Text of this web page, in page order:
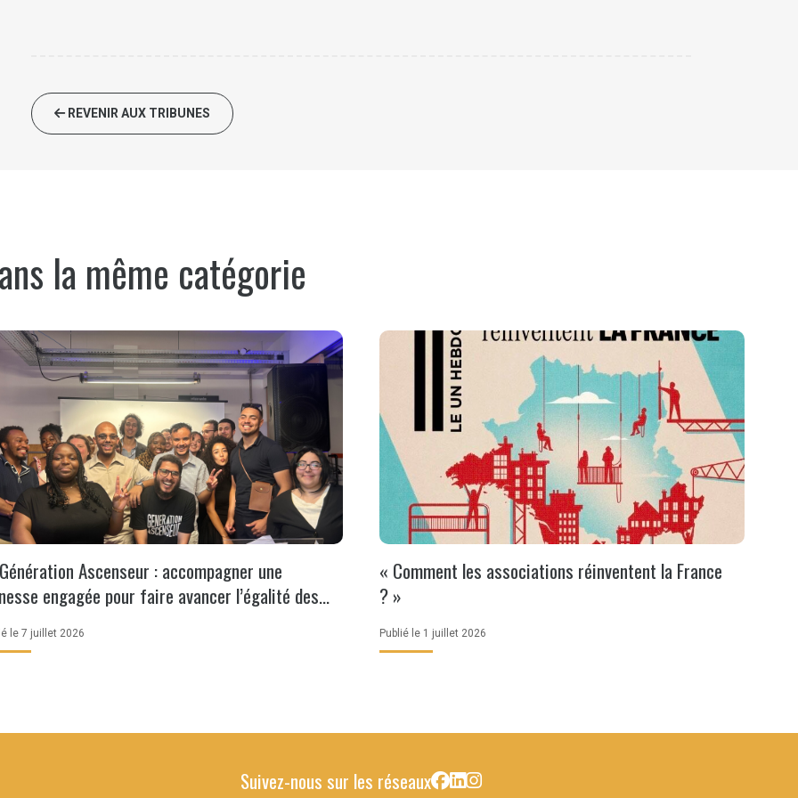
REVENIR AUX TRIBUNES
la même catégorie
Ascenseur : accompagner une
engagée pour faire avancer l’égalité des
le 7 juillet 2026
« Comment les associations réinventent la France
? »
Publié le 1 juillet 2026
Suivez-nous sur les réseaux